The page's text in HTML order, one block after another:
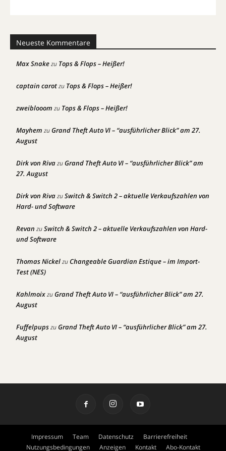
Neueste Kommentare
Max Snakezu Tops & Flops – Heißer!
captain carotzu Tops & Flops – Heißer!
zweiblooom zu Tops & Flops – Heißer!
Mayhem zuGrand Theft Auto VI – “ausführlicher Blick” am 27.
August
Dirk von RivazuGrand Theft Auto VI – “ausführlicher Blick” am
27. August
Dirk von RivazuSwitch & Switch 2 – aktuelle Verkaufszahlen von
Hard- und Software
Revan zuSwitch & Switch 2 – aktuelle Verkaufszahlen von Hard-
und Software
Thomas NickelzuChangeable Guardian Estique – im Import-
Test (NES)
KahlmoixzuGrand Theft Auto VI – “ausführlicher Blick” am 27.
August
FuffelpupszuGrand Theft Auto VI – “ausführlicher Blick” am 27.
August
Impressum Team Datenschutz
Barrierefreiheit
Nutzungsbedingungen
Anzeigen Kontakt Abo-Kontakt